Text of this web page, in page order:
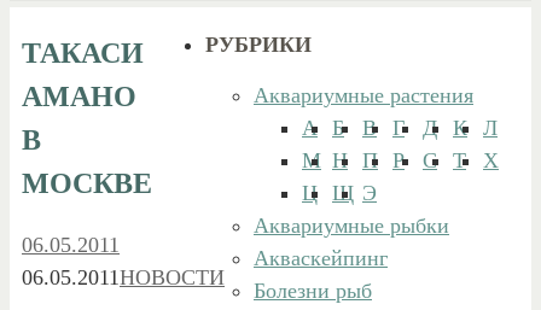
ТАКАСИ
АМАНО
В
МОСКВЕ
06.05.2011
06.05.2011НОВОСТИ
РУБРИКИ
Аквариумные растения
А Б В Г Д К
Л
М Н П Р С Т
Х
Ц Щ Э
Аквариумные рыбки
Акваскейпинг
Болезни рыб